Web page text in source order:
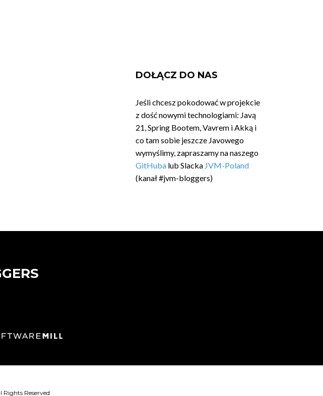
DOŁĄCZ DO NAS
Jeśli chcesz pokodować w projekcie
z dość nowymi technologiami: Javą
21, Spring Bootem, Vavrem i Akką i
co tam sobie jeszcze Javowego
wymyślimy, zapraszamy na naszego
GitHuba lub Slacka JVM-Poland
(kanał #jvm-bloggers)
Rights Reserved